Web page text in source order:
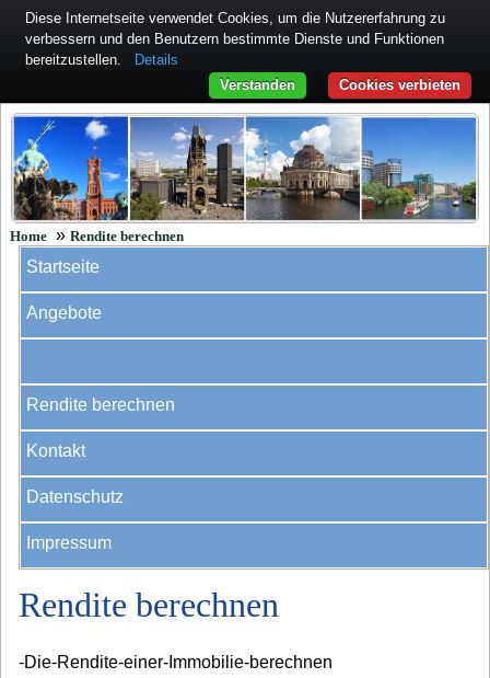
Home » Rendite berechnen
Startseite
Angebote
Rendite berechnen
Kontakt
Datenschutz
Impressum
Rendite berechnen
-Die-Rendite-einer-Immobilie-berechnen
Diese Internetseite verwendet Cookies, um die Nutzererfahrung zu
verbessern und den Benutzern bestimmte Dienste und Funktionen
bereitzustellen.
Details
Cookies verbieten
Verstanden